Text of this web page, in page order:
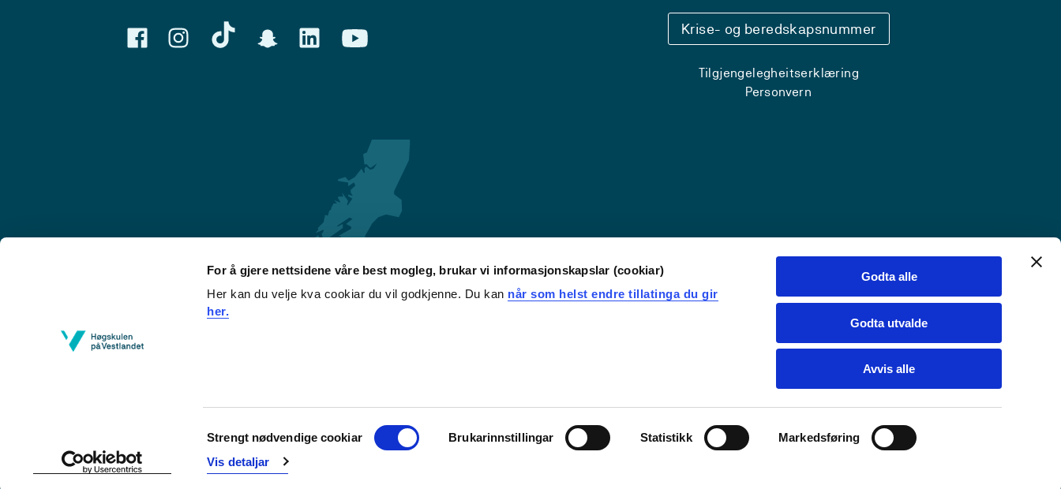
For å gjere nettsidene våre best mogleg, brukar vi informasjonskapslar (cookiar)
Her kan du velje kva cookiar du vil godkjenne. Du kan når som helst endre tillatinga du gir
her.
Selection
Strengt nødvendige cookiar Brukarinnstillingar Statistikk
Markedsføring
Vis detaljar
Godta alle
Godta utvalde
Avvis alle
Krise- og beredskapsnummer
Tilgjengelegheitserklæring
Personvern